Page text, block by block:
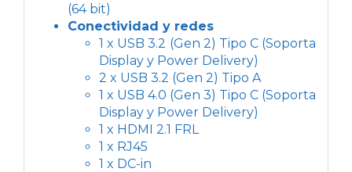
(64 bit)
Conectividad y redes
1 x USB 3.2 (Gen 2) Tipo C (Soporta
Display y Power Delivery)
2 x USB 3.2 (Gen 2) Tipo A
1 x USB 4.0 (Gen 3) Tipo C (Soporta
Display y Power Delivery)
1 x HDMI 2.1 FRL
1 x RJ45
1 x DC-in